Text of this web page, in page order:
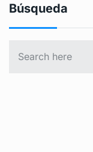
Búsqueda